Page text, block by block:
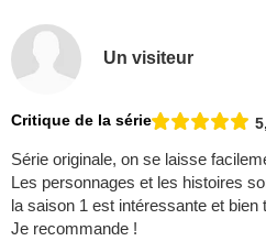
Un visiteur
Critique de la série
Série originale, on se laisse
Les personnages et les histoires
la saison 1 est intéressante et
Je recommande !